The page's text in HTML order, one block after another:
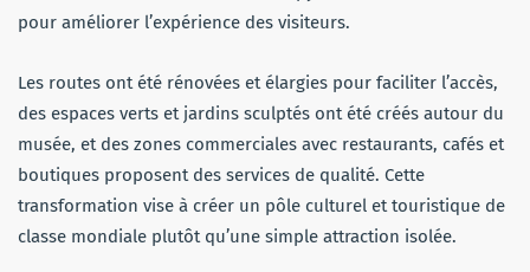
pour améliorer l’expérience des visiteurs.
Les routes ont été rénovées et élargies pour faciliter l’accès,
des espaces verts et jardins sculptés ont été créés autour du
musée, et des zones commerciales avec restaurants, cafés et
boutiques proposent des services de qualité. Cette
transformation vise à créer un pôle culturel et touristique de
classe mondiale plutôt qu’une simple attraction isolée.